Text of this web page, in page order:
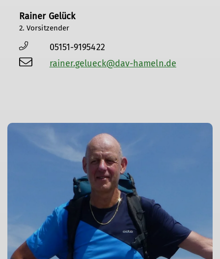
Rainer Gelück
2. Vorsitzender
05151-9195422
rainer.gelueck@dav-hameln.de